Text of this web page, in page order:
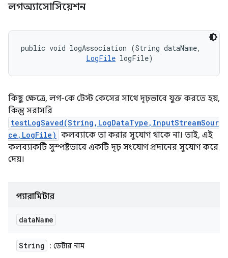
লগঅ্যাসোসিয়েশন
public void logAssociation (String dataName,
LogFile logFile)
কিছু ক্ষেত্রে, লগ-কে টেস্ট কেসের সাথে দৃঢ়ভাবে যুক্ত করতে হয়,
কিন্তু সরাসরি
testLogSaved(String,LogDataType,InputStreamSour
ce,LogFile) কলব্যাকে তা করার সুযোগ থাকে না। তাই, এই
কলব্যাকটি সুস্পষ্টভাবে একটি দৃঢ় সংযোগ প্রদানের সুযোগ করে
দেয়।
প্যারামিটার
dataName
String : ডেটার নাম